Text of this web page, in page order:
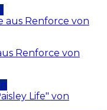
Renforce von